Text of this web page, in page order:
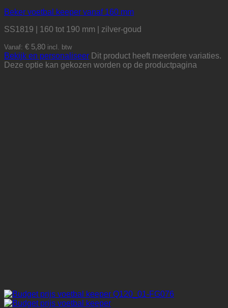
Beker voetbal keeper vanaf 160 mm
SS1819 | 160 tot 190 mm | zilver-goud
Vanaf: € 5,80 incl. btw
Bekijk en personaliseer Dit product heeft meerdere variaties.
Deze optie kan gekozen worden op de productpagina